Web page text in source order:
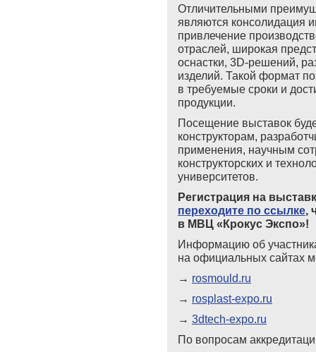
Отличительными
являются консолидация
привлечение
отраслей, широкая
оснастки, 3D-решений,
изделий. Такой формат
в требуемые сроки и
продукции.
Посещение выставок
конструкторам,
применения, научным
конструкторских и
университетов.
Регистрация на
переходите по ссылке,
в МВЦ «Крокус Экспо»!
Информацию об
на официальных сайтах
→ rosmould.ru
→ rosplast-expo.ru
→ 3dtech-expo.ru
По вопросам